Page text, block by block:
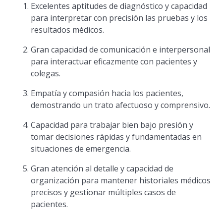
Excelentes aptitudes de diagnóstico y capacidad
para interpretar con precisión las pruebas y los
resultados médicos.
Gran capacidad de comunicación e interpersonal
para interactuar eficazmente con pacientes y
colegas.
Empatía y compasión hacia los pacientes,
demostrando un trato afectuoso y comprensivo.
Capacidad para trabajar bien bajo presión y
tomar decisiones rápidas y fundamentadas en
situaciones de emergencia.
Gran atención al detalle y capacidad de
organización para mantener historiales médicos
precisos y gestionar múltiples casos de
pacientes.